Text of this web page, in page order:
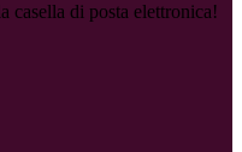
casella di posta elettronica!